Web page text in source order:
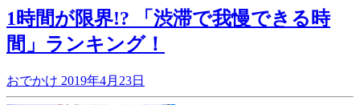
1時間が限界!? 「渋滞で我慢できる時
間」ランキング！
おでかけ 2019年4月23日